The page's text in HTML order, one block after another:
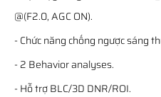
@(F2.0, AGC ON).
- Chức năng chống ngược sáng
- 2 Behavior analyses.
- Hỗ trợ BLC/3D DNR/ROI.